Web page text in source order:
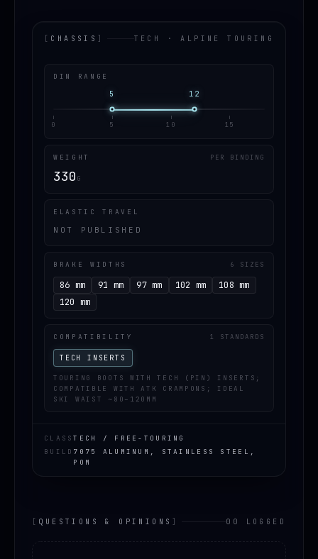
CHASSIS TECH · ALPINE TOURING
DIN RANGE
5
12
0 5 10 15
WEIGHT PER BINDING
330 G
ELASTIC TRAVEL
NOT PUBLISHED
BRAKE WIDTHS 6 SIZES
86 mm 91 mm 97 mm 102 mm
108 mm
120 mm
COMPATIBILITY 1 STANDARDS
TECH INSERTS
TOURING BOOTS WITH TECH (PIN) INSERTS;
COMPATIBLE WITH ATK CRAMPONS; IDEAL
SKI WAIST ~80–120MM
CLASSTECH / FREE-TOURING
BUILD 7075 ALUMINUM, STAINLESS STEEL,
POM
QUESTIONS & OPINIONS 00 LOGGED